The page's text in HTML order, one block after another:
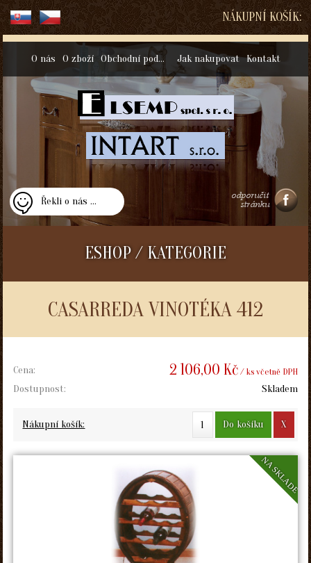
NÁKUPNÍ KOŠÍK:
Řekli o nás ...
O nás O zboží Obchodní podmínky Jak nakupovat Kontakt
CASARREDA VINOTÉKA 412
ESHOP / KATEGORIE
Cena: 2 106,00 Kč/ ks včetně DPH
Dostupnost: Skladem
Nákupní košík: X
Do košíku
NA SKLADE